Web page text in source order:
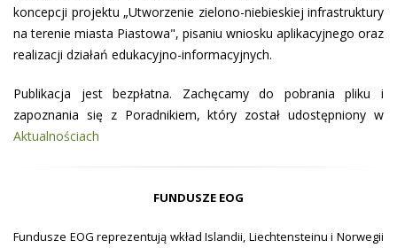
koncepcji projektu „Utworzenie zielono-niebieskiej infrastruktury
na terenie miasta Piastowa", pisaniu wniosku aplikacyjnego oraz
realizacji działań edukacyjno-informacyjnych.
Publikacja jest bezpłatna. Zachęcamy do pobrania pliku i
zapoznania się z Poradnikiem, który został udostępniony w
Aktualnościach
FUNDUSZE EOG
Fundusze EOG reprezentują wkład Islandii, Liechtensteinu i Norwegii